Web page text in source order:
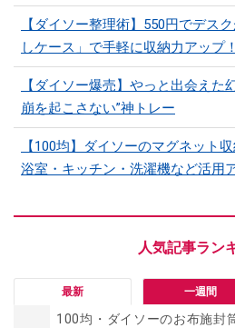
【ダイソー整理術】550円でデス
しケース」で手軽に収納力アップ！
【ダイソー爆売】やっと出会えた
崩を起こさない”神トレー
【100均】ダイソーのマグネット
浴室・キッチン・洗濯機など活用
最新 一週間
100均・ダイソーのお布施封